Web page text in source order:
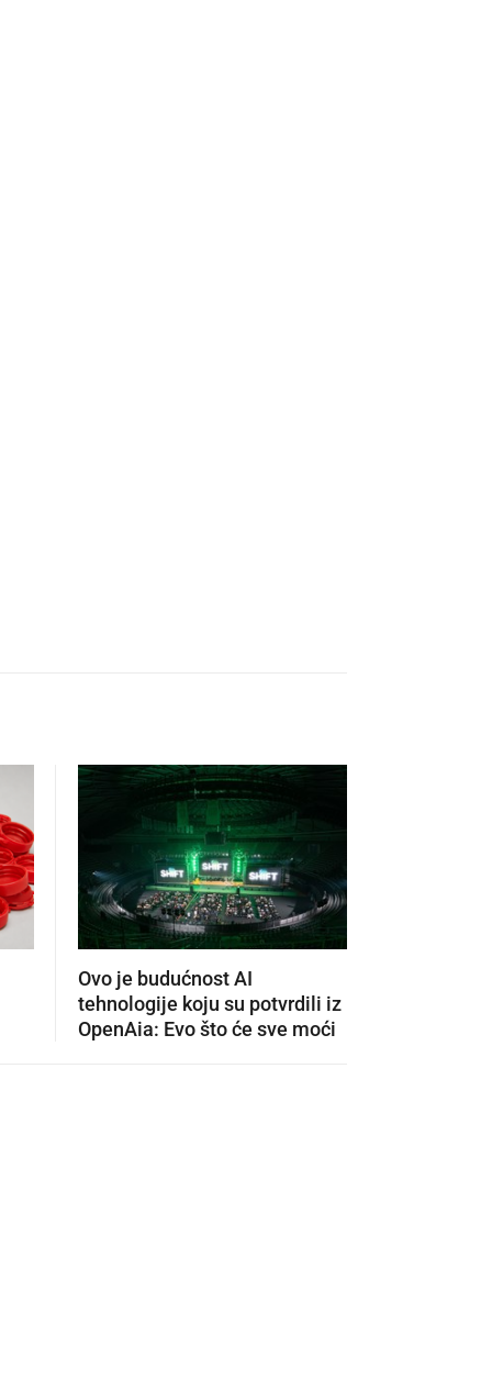
Ovo je budućnost AI
tehnologije koju su potvrdili iz
OpenAia: Evo što će sve moći